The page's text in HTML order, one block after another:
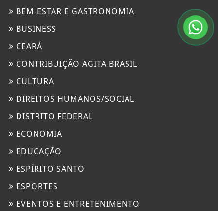
BEM-ESTAR E GASTRONOMIA
BUSINESS
CEARÁ
CONTRIBUIÇÃO AGITA BRASIL
CULTURA
DIREITOS HUMANOS/SOCIAL
DISTRITO FEDERAL
ECONOMIA
EDUCAÇÃO
ESPÍRITO SANTO
ESPORTES
EVENTOS E ENTRETENIMENTO